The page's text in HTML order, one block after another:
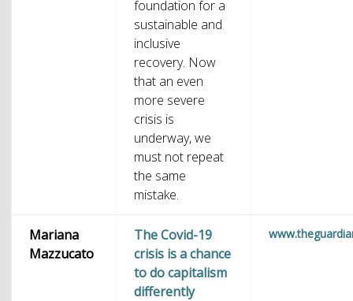
foundation for a
sustainable and
inclusive
recovery. Now
that an even
more severe
crisis is
underway, we
must not repeat
the same
mistake.
Mariana
Mazzucato
The Covid-19
crisis is a chance
to do capitalism
differently